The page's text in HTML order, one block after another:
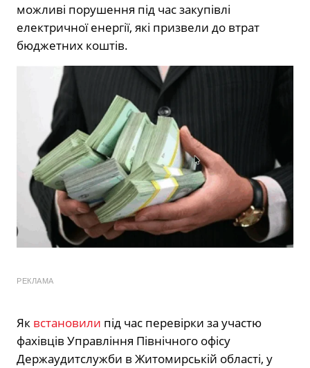
можливі порушення під час закупівлі
електричної енергії, які призвели до втрат
бюджетних коштів.
РЕКЛАМА
Як встановили під час перевірки за участю
фахівців Управління Північного офісу
Держаудитслужби в Житомирській області, у